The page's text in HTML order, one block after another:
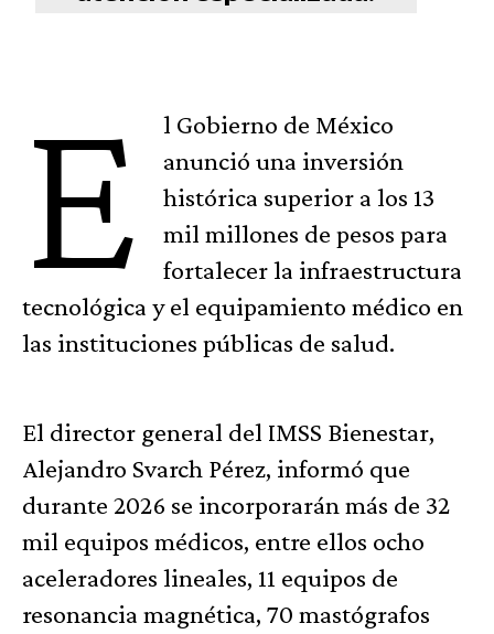
E
l Gobierno de México
anunció una inversión
histórica superior a los 13
mil millones de pesos para
fortalecer la infraestructura
tecnológica y el equipamiento médico en
las instituciones públicas de salud.
El director general del IMSS Bienestar,
Alejandro Svarch Pérez, informó que
durante 2026 se incorporarán más de 32
mil equipos médicos, entre ellos ocho
aceleradores lineales, 11 equipos de
resonancia magnética, 70 mastógrafos